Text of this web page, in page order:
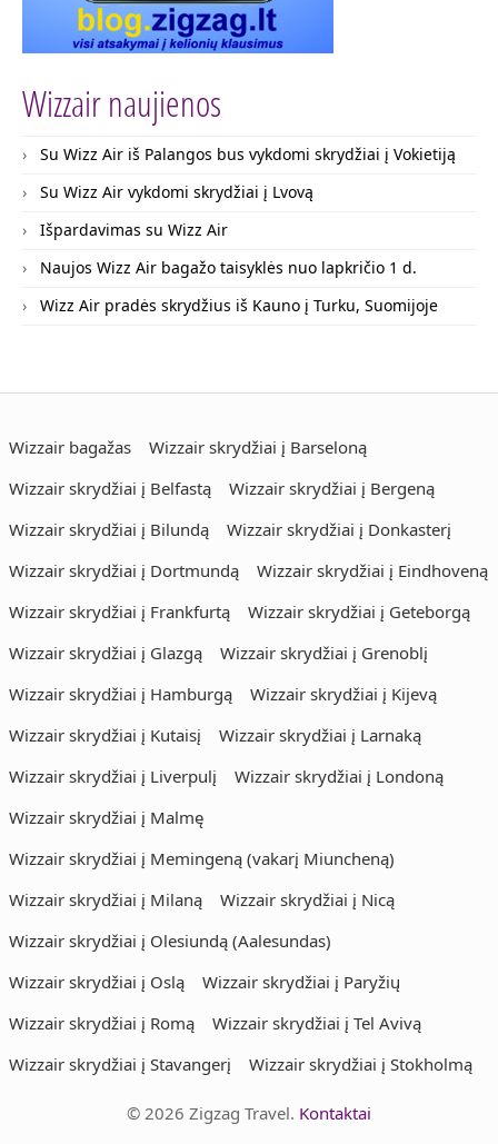
Wizzair naujienos
Su Wizz Air iš Palangos bus vykdomi skrydžiai į Vokietiją
Su Wizz Air vykdomi skrydžiai į Lvovą
Išpardavimas su Wizz Air
Naujos Wizz Air bagažo taisyklės nuo lapkričio 1 d.
Wizz Air pradės skrydžius iš Kauno į Turku, Suomijoje
Wizzair bagažas
Wizzair skrydžiai į Barseloną
Wizzair skrydžiai į Belfastą
Wizzair skrydžiai į Bergeną
Wizzair skrydžiai į Bilundą
Wizzair skrydžiai į Donkasterį
Wizzair skrydžiai į Dortmundą
Wizzair skrydžiai į Eindhoveną
Wizzair skrydžiai į Frankfurtą
Wizzair skrydžiai į Geteborgą
Wizzair skrydžiai į Glazgą
Wizzair skrydžiai į Grenoblį
Wizzair skrydžiai į Hamburgą
Wizzair skrydžiai į Kijevą
Wizzair skrydžiai į Kutaisį
Wizzair skrydžiai į Larnaką
Wizzair skrydžiai į Liverpulį
Wizzair skrydžiai į Londoną
Wizzair skrydžiai į Malmę
Wizzair skrydžiai į Memingeną (vakarį Miuncheną)
Wizzair skrydžiai į Milaną
Wizzair skrydžiai į Nicą
Wizzair skrydžiai į Olesiundą (Aalesundas)
Wizzair skrydžiai į Oslą
Wizzair skrydžiai į Paryžių
Wizzair skrydžiai į Romą
Wizzair skrydžiai į Tel Avivą
Wizzair skrydžiai į Stavangerį
Wizzair skrydžiai į Stokholmą
© 2026 Zigzag Travel. Kontaktai